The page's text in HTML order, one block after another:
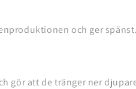
och ger spänst.
gör att de tränger ner